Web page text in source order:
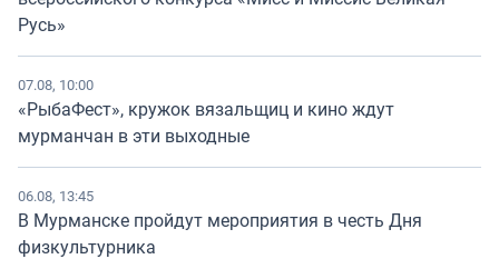
Русь»
07.08, 10:00
«РыбаФест», кружок вязальщиц и кино ждут
мурманчан в эти выходные
06.08, 13:45
В Мурманске пройдут мероприятия в честь Дня
физкультурника